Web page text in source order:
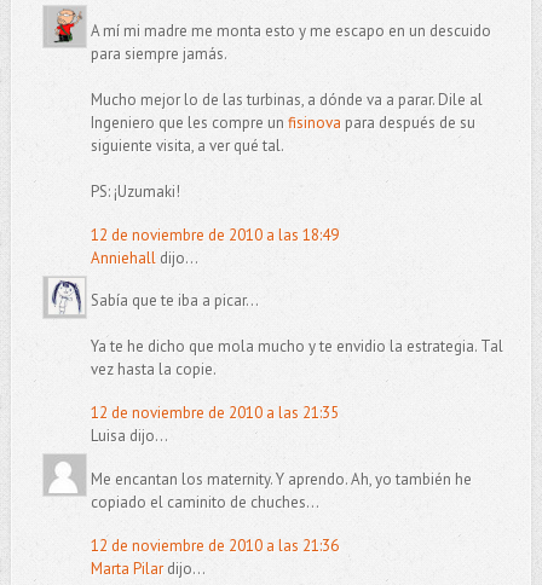
A mí mi madre me monta esto y me escapo en un descuido
para siempre jamás.
Mucho mejor lo de las turbinas, a dónde va a parar. Dile al
Ingeniero que les compre un fisinova para después de su
siguiente visita, a ver qué tal.
PS: ¡Uzumaki!
12 de noviembre de 2010 a las 18:49
Anniehalldijo...
Sabía que te iba a picar...
Ya te he dicho que mola mucho y te envidio la estrategia. Tal
vez hasta la copie.
12 de noviembre de 2010 a las 21:35
Luisa dijo...
Me encantan los maternity. Y aprendo. Ah, yo también he
copiado el caminito de chuches...
12 de noviembre de 2010 a las 21:36
Marta Pilardijo...